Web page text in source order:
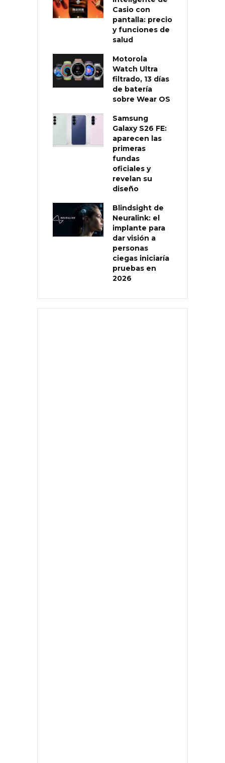
Casio con
pantalla: precio
y funciones de
salud
Motorola
Watch Ultra
filtrado, 13 días
de batería
sobre Wear OS
Samsung
Galaxy S26 FE:
aparecen las
primeras
fundas
oficiales y
revelan su
diseño
Blindsight de
Neuralink: el
implante para
dar visión a
personas
ciegas iniciaría
pruebas en
2026